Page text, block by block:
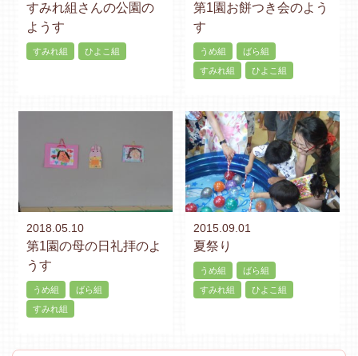
すみれ組さんの公園の
ようす
すみれ組 ひよこ組
第1園お餅つき会のよう
す
うめ組
ばら組
すみれ組
ひよこ組
2018.05.10
第1園の母の日礼拝のよ
うす
うめ組
ばら組
すみれ組
2015.09.01
夏祭り
うめ組
ばら組
すみれ組
ひよこ組